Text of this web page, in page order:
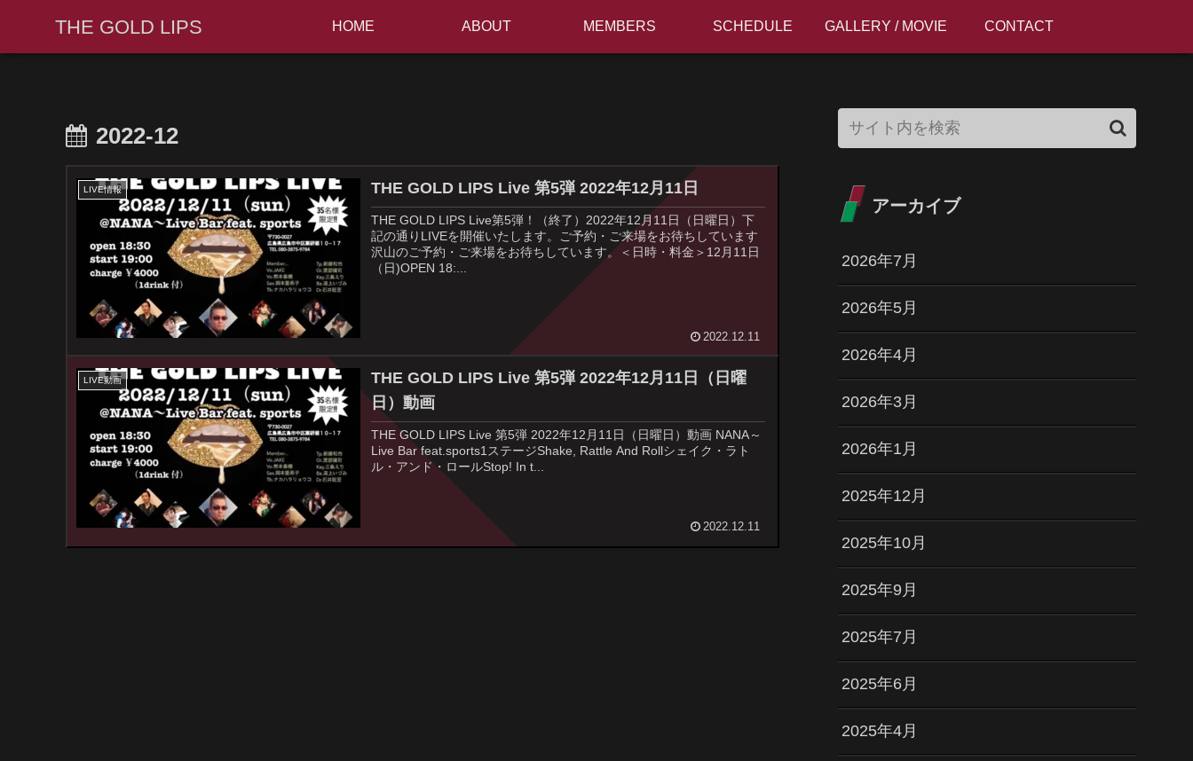
THE GOLD LIPS HOME ABOUT MEMBERS SCHEDULE GALLERY / MOVIE CONTACT
2022-12
LIVE情報 THE GOLD LIPS Live 第5弾 2022年12月11日
THE GOLD LIPS Live第5弾！（終了）2022年12月11日（日曜日）下
記の通りLIVEを開催いたします。ご予約・ご来場をお待ちしています
沢山のご予約・ご来場をお待ちしています。＜日時・料金＞12月11日
（日)OPEN 18:...
2022.12.11
LIVE動画
THE GOLD LIPS Live 第5弾 2022年12月11日（日曜
日）動画
THE GOLD LIPS Live 第5弾 2022年12月11日（日曜日）動画 NANA～
Live Bar feat.sports1ステージShake, Rattle And Rollシェイク・ラト
ル・アンド・ロールStop! In t...
2022.12.11
アーカイブ
2026年7月
2026年5月
2026年4月
2026年3月
2026年1月
2025年12月
2025年10月
2025年9月
2025年7月
2025年6月
2025年4月